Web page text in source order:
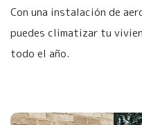
Con una instalación de
puedes climatizar tu
todo el año.